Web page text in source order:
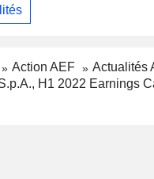
Action AEF
Actualités
H1 2022 Earnings